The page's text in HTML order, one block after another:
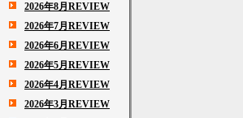
2026年8月REVIEW
2026年7月REVIEW
2026年6月REVIEW
2026年5月REVIEW
2026年4月REVIEW
2026年3月REVIEW